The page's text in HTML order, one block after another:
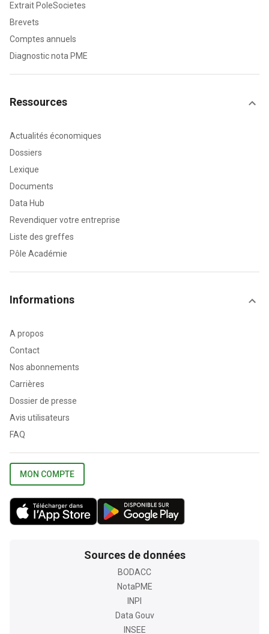
Extrait PoleSocietes
Brevets
Comptes annuels
Diagnostic nota PME
Ressources
Actualités économiques
Dossiers
Lexique
Documents
Data Hub
Revendiquer votre entreprise
Liste des greffes
Pôle Académie
Informations
A propos
Contact
Nos abonnements
Carrières
Dossier de presse
Avis utilisateurs
FAQ
MON COMPTE
Sources de données
BODACC
NotaPME
INPI
Data Gouv
INSEE